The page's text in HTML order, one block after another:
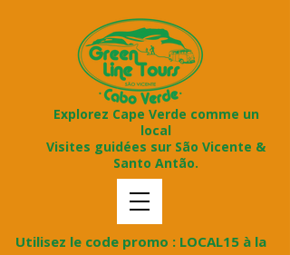
Explorez Cape Verde comme un
local
Visites guidées sur São Vicente &
Santo Antão.
Utilisez le code promo : LOCAL15 à la